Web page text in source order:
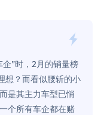
”时，2月的销量榜
想？而看似腰斩的小
是其主力车型已悄
个所有车企都在赌